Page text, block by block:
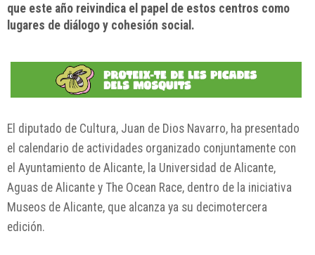
que este año reivindica el papel de estos centros como
lugares de diálogo y cohesión social.
El diputado de Cultura, Juan de Dios Navarro, ha presentado
el calendario de actividades organizado conjuntamente con
el Ayuntamiento de Alicante, la Universidad de Alicante,
Aguas de Alicante y The Ocean Race, dentro de la iniciativa
Museos de Alicante, que alcanza ya su decimotercera
edición.